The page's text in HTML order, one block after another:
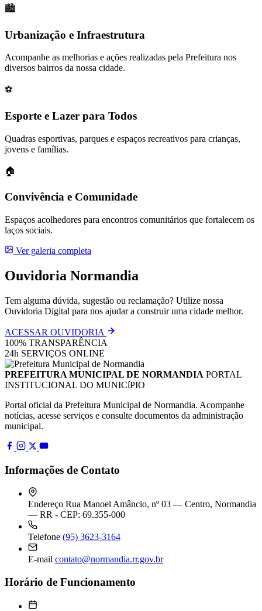
🏙️
Urbanização e Infraestrutura
Acompanhe as melhorias e ações realizadas pela Prefeitura nos
diversos bairros da nossa cidade.
⚽
Esporte e Lazer para Todos
Quadras esportivas, parques e espaços recreativos para crianças,
jovens e famílias.
🏠
Convivência e Comunidade
Espaços acolhedores para encontros comunitários que fortalecem os
laços sociais.
Ver galeria completa
Ouvidoria Normandia
Tem alguma dúvida, sugestão ou reclamação? Utilize nossa
Ouvidoria Digital para nos ajudar a construir uma cidade melhor.
ACESSAR OUVIDORIA
100% TRANSPARÊNCIA
24h SERVIÇOS ONLINE
PREFEITURA MUNICIPAL DE NORMANDIA PORTAL
INSTITUCIONAL DO MUNICíPIO
Portal oficial da Prefeitura Municipal de Normandia. Acompanhe
notícias, acesse serviços e consulte documentos da administração
municipal.
Informações de Contato
Endereço Rua Manoel Amâncio, nº 03 — Centro, Normandia
— RR - CEP: 69.355-000
Telefone (95) 3623-3164
E-mail contato@normandia.rr.gov.br
Horário de Funcionamento